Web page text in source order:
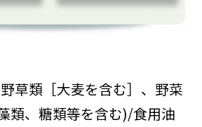
草類［大麦を含む］、野菜
類、糖類等を含む)/食用油